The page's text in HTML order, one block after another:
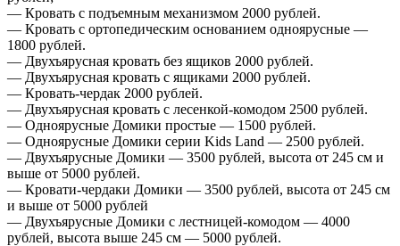
— Кровать с подъемным механизмом 2000 рублей.
— Кровать с ортопедическим основанием одноярусные —
1800 рублей.
— Двухъярусная кровать без ящиков 2000 рублей.
— Двухъярусная кровать с ящиками 2000 рублей.
— Кровать-чердак 2000 рублей.
— Двухъярусная кровать с лесенкой-комодом 2500 рублей.
— Одноярусные Домики простые — 1500 рублей.
— Одноярусные Домики серии Kids Land — 2500 рублей.
— Двухъярусные Домики — 3500 рублей, высота от 245 см и
выше от 5000 рублей.
— Кровати-чердаки Домики — 3500 рублей, высота от 245 см
и выше от 5000 рублей
— Двухъярусные Домики с лестницей-комодом — 4000
рублей, высота выше 245 см — 5000 рублей.